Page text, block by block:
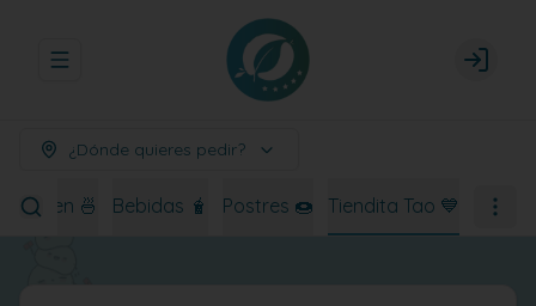
Abrir menu de navegación Login
¿Dónde quieres pedir?
Ramen 🍜 Bebidas 🧋 Postres 🍩 Tiendita Tao 💙